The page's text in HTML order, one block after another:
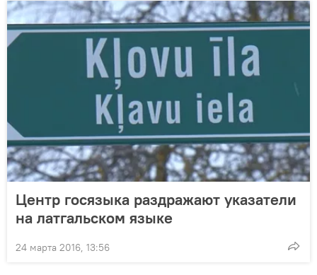
Центр госязыка раздражают указатели
на латгальском языке
24 марта 2016, 13:56